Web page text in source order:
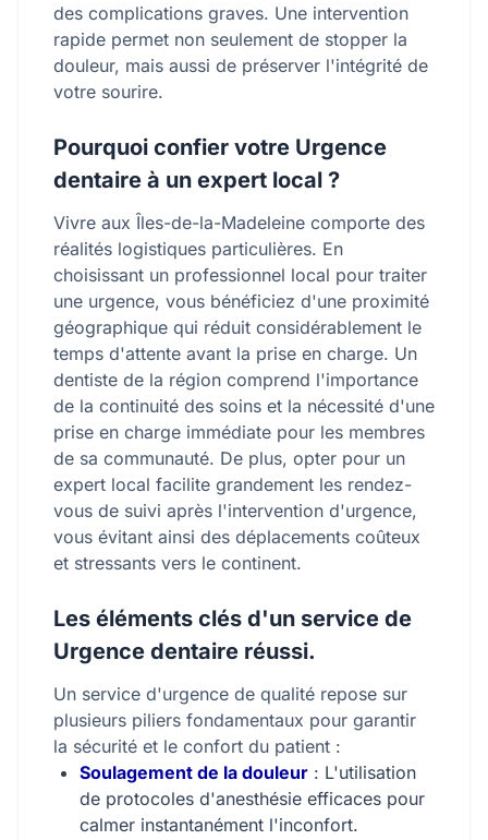
des complications graves. Une intervention
rapide permet non seulement de stopper la
douleur, mais aussi de préserver l'intégrité de
votre sourire.
Pourquoi confier votre Urgence
dentaire à un expert local ?
Vivre aux Îles-de-la-Madeleine comporte des
réalités logistiques particulières. En
choisissant un professionnel local pour traiter
une urgence, vous bénéficiez d'une proximité
géographique qui réduit considérablement le
temps d'attente avant la prise en charge. Un
dentiste de la région comprend l'importance
de la continuité des soins et la nécessité d'une
prise en charge immédiate pour les membres
de sa communauté. De plus, opter pour un
expert local facilite grandement les rendez-
vous de suivi après l'intervention d'urgence,
vous évitant ainsi des déplacements coûteux
et stressants vers le continent.
Les éléments clés d'un service de
Urgence dentaire réussi.
Un service d'urgence de qualité repose sur
plusieurs piliers fondamentaux pour garantir
la sécurité et le confort du patient :
Soulagement de la douleur : L'utilisation
de protocoles d'anesthésie efficaces pour
calmer instantanément l'inconfort.